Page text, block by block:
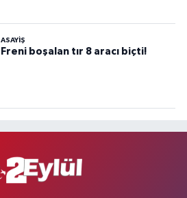
ASAYİŞ
Freni boşalan tır 8 aracı biçti!